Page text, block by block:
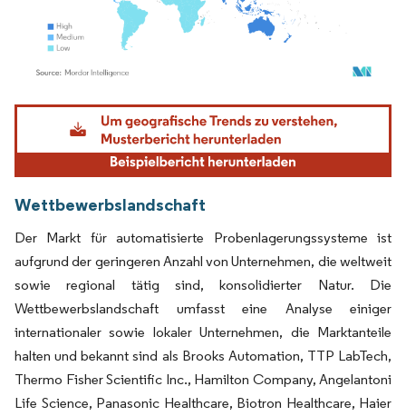
Bild © Mordor Intelligence. Wiederverwendung erfordert Namensnennung gemäß
Wettbewerbslandschaft
Der Markt für automatisierte Probenlagerungssysteme ist
aufgrund der geringeren Anzahl von Unternehmen, die weltweit
sowie regional tätig sind, konsolidierter Natur. Die
Wettbewerbslandschaft umfasst eine Analyse einiger
internationaler sowie lokaler Unternehmen, die Marktanteile
halten und bekannt sind als Brooks Automation, TTP LabTech,
Thermo Fisher Scientific Inc., Hamilton Company, Angelantoni
Life Science, Panasonic Healthcare, Biotron Healthcare, Haier